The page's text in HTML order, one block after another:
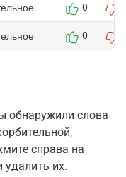
0
0
обнаружили слова
справа на
их.